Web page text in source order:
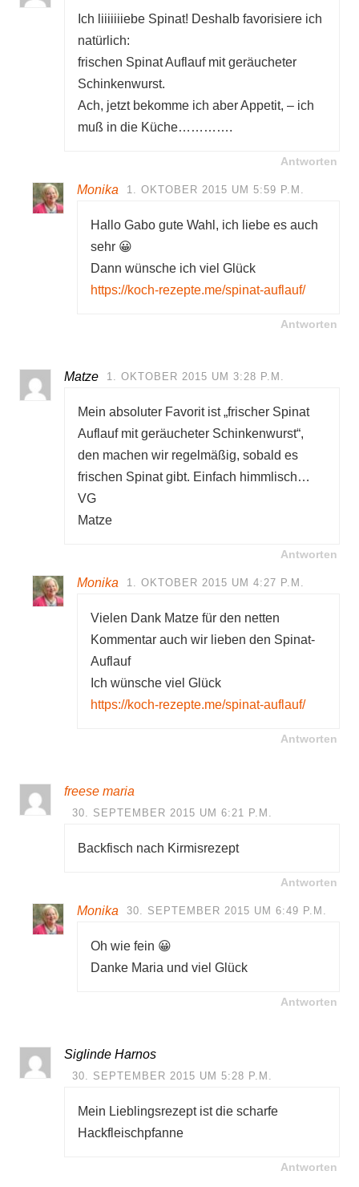
Ich liiiiiiiebe Spinat! Deshalb favorisiere ich
natürlich:
frischen Spinat Auflauf mit geräucheter
Schinkenwurst.
Ach, jetzt bekomme ich aber Appetit, – ich
muß in die Küche………….
Antworten
Monika 1. OKTOBER 2015 UM 5:59 P.M.
Hallo Gabo gute Wahl, ich liebe es auch
sehr 😀
Dann wünsche ich viel Glück
https://koch-rezepte.me/spinat-auflauf/
Antworten
Matze 1. OKTOBER 2015 UM 3:28 P.M.
Mein absoluter Favorit ist „frischer Spinat
Auflauf mit geräucheter Schinkenwurst“,
den machen wir regelmäßig, sobald es
frischen Spinat gibt. Einfach himmlisch…
VG
Matze
Antworten
Monika 1. OKTOBER 2015 UM 4:27 P.M.
Vielen Dank Matze für den netten
Kommentar auch wir lieben den Spinat-
Auflauf
Ich wünsche viel Glück
https://koch-rezepte.me/spinat-auflauf/
Antworten
freese maria
30. SEPTEMBER 2015 UM 6:21 P.M.
Backfisch nach Kirmisrezept
Antworten
Monika 30. SEPTEMBER 2015 UM 6:49 P.M.
Oh wie fein 😀
Danke Maria und viel Glück
Antworten
Siglinde Harnos
30. SEPTEMBER 2015 UM 5:28 P.M.
Mein Lieblingsrezept ist die scharfe
Hackfleischpfanne
Antworten